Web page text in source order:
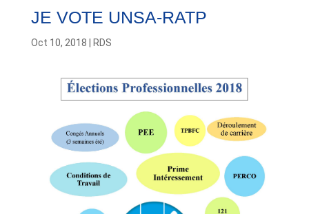
JE VOTE UNSA-RATP
Oct 10, 2018 RDS